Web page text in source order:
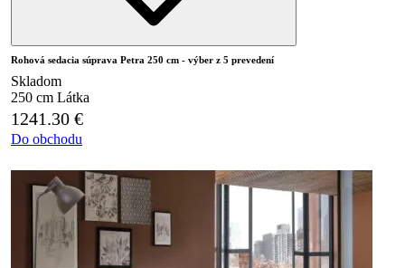
Rohová sedacia súprava Petra 250 cm - výber z 5 prevedení
Skladom
250 cm Látka
1241.30 €
Do obchodu